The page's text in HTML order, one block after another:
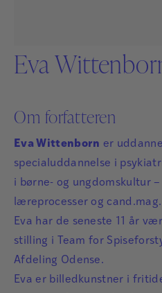
Eva
Om forfatteren
Eva Wittenborn er
specialuddannelse i
i børne- og ungdomskultur
læreprocesser og
Eva har de seneste 11 år
stilling i Team for
Afdeling Odense.
Eva er billedkunstner i